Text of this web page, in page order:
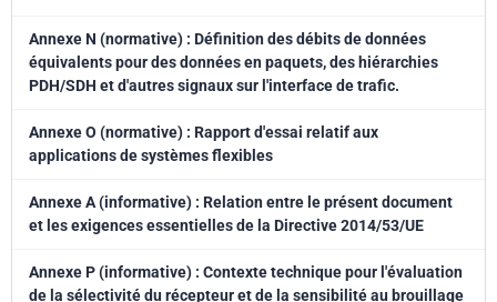
Annexe N (normative) : Définition des débits de données
équivalents pour des données en paquets, des hiérarchies
PDH/SDH et d'autres signaux sur l'interface de trafic.
Annexe O (normative) : Rapport d'essai relatif aux
applications de systèmes flexibles
Annexe A (informative) : Relation entre le présent document
et les exigences essentielles de la Directive 2014/53/UE
Annexe P (informative) : Contexte technique pour l'évaluation
de la sélectivité du récepteur et de la sensibilité au brouillage